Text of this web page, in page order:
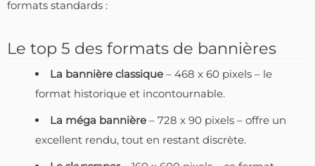
formats standards :
Le top 5 des formats de bannières
La bannière classique – 468 x 60 pixels – le
format historique et incontournable.
La méga bannière – 728 x 90 pixels – offre un
excellent rendu, tout en restant discrète.